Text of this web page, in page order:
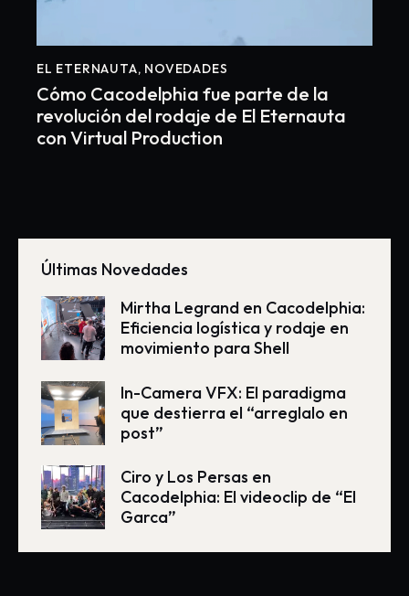
EL ETERNAUTA, NOVEDADES
Cómo Cacodelphia fue parte de la
revolución del rodaje de El Eternauta
con Virtual Production
Últimas Novedades
Mirtha Legrand en Cacodelphia:
Eficiencia logística y rodaje en
movimiento para Shell
In-Camera VFX: El paradigma
que destierra el “arreglalo en
post”
Ciro y Los Persas en
Cacodelphia: El videoclip de “El
Garca”